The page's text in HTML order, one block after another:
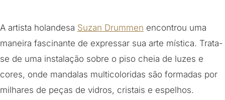
A artista holandesa Suzan Drummen encontrou uma
maneira fascinante de expressar sua arte mística. Trata-
se de uma instalação sobre o piso cheia de luzes e
cores, onde mandalas multicoloridas são formadas por
milhares de peças de vidros, cristais e espelhos.